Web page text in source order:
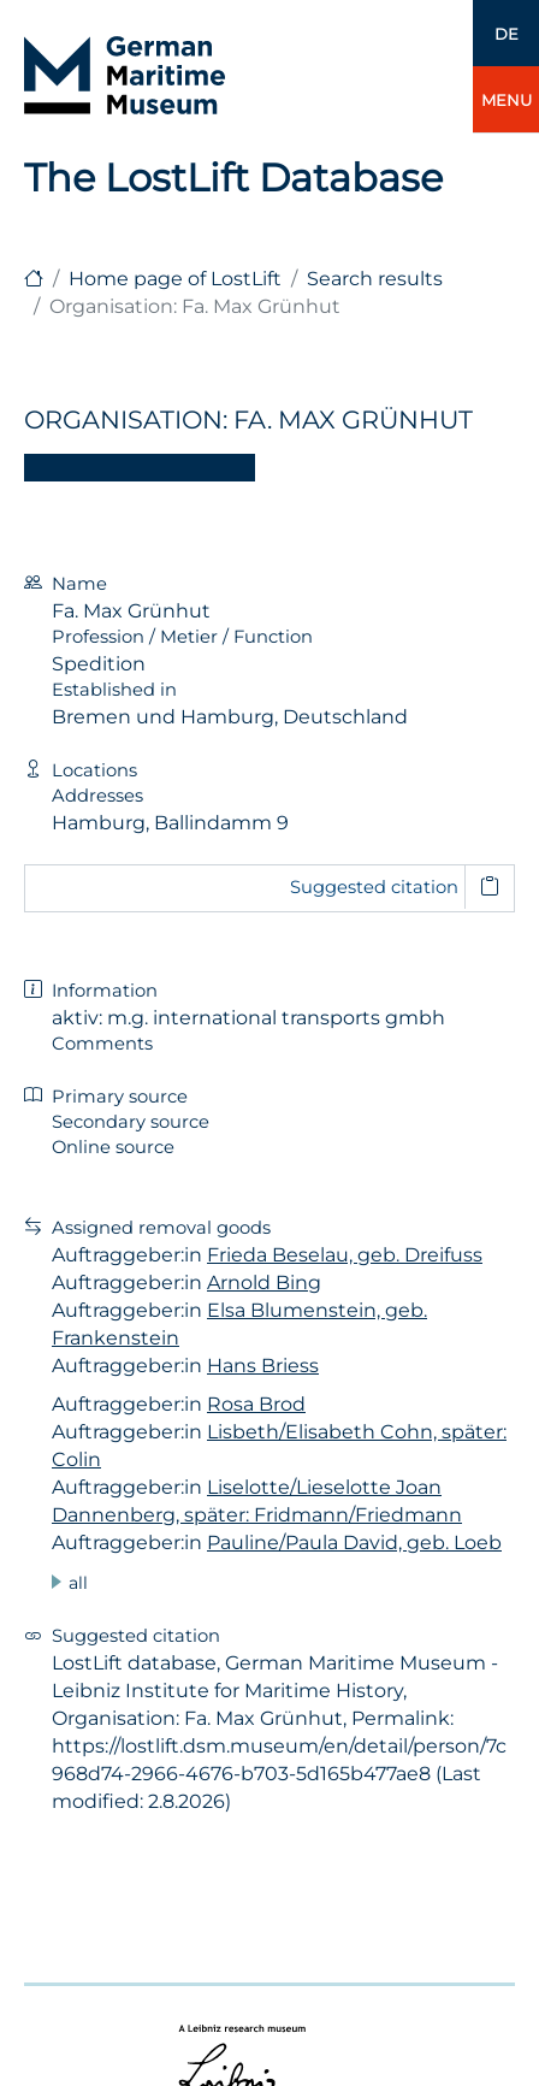
DE
MENU
The LostLift Database
Home page of LostLift
Search results
Organisation: Fa. Max Grünhut
ORGANISATION: FA. MAX GRÜNHUT
Name
Fa. Max Grünhut
Profession / Metier / Function
Spedition
Established in
Bremen und Hamburg, Deutschland
Locations
Addresses
Hamburg, Ballindamm 9
Suggested citation
Information
aktiv: m.g. international transports gmbh
Comments
Primary source
Secondary source
Online source
Assigned removal goods
Auftraggeber:in Frieda Beselau, geb. Dreifuss
Auftraggeber:in Arnold Bing
Auftraggeber:in Elsa Blumenstein, geb.
Frankenstein
Auftraggeber:in Hans Briess
Auftraggeber:in Rosa Brod
Auftraggeber:in Lisbeth/Elisabeth Cohn, später:
Colin
Auftraggeber:in Liselotte/Lieselotte Joan
Dannenberg, später: Fridmann/Friedmann
Auftraggeber:in Pauline/Paula David, geb. Loeb
all
Suggested citation
LostLift database, German Maritime Museum -
Leibniz Institute for Maritime History,
Organisation: Fa. Max Grünhut, Permalink:
https://lostlift.dsm.museum/en/detail/person/7c
968d74-2966-4676-b703-5d165b477ae8 (Last
modified: 2.8.2026)